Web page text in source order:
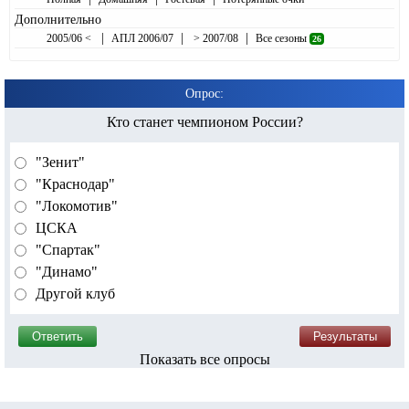
Дополнительно
2005/06 < | АПЛ 2006/07 | > 2007/08 | Все сезоны 26
Опрос:
Кто станет чемпионом России?
"Зенит"
"Краснодар"
"Локомотив"
ЦСКА
"Спартак"
"Динамо"
Другой клуб
Показать все опросы